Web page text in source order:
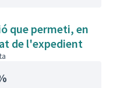
que permeti, en
de l'expedient